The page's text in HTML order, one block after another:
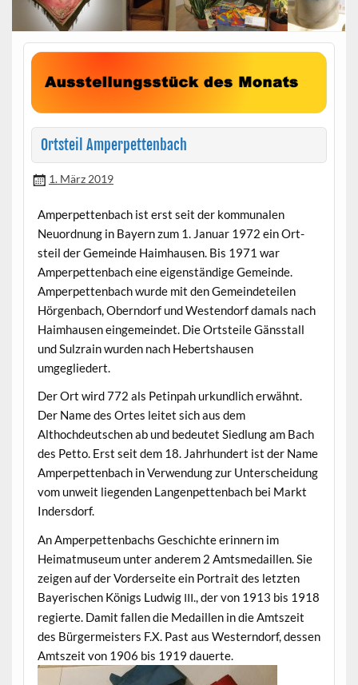
Ortsteil Amperpettenbach
1. März 2019
Amper­pet­ten­bach ist erst seit der kom­mu­nalen
Neuord­nung in Bay­ern zum 1. Jan­u­ar 1972 ein Ort­
steil der Gemeinde Haimhausen. Bis 1971 war
Amper­pet­ten­bach eine eigen­ständi­ge Gemeinde.
Amper­pet­ten­bach wurde mit den Gemein­de­teilen
Hör­gen­bach, Obern­dorf und Wes­t­en­dorf damals nach
Haimhausen einge­mein­det. Die Ort­steile Gänsstall
und Sulzrain wur­den nach Hebertshausen
umgegliedert.
Der Ort wird 772 als Pet­inpah urkundlich erwäh­nt.
Der Name des Ortes leit­et sich aus dem
Althochdeutschen ab und bedeutet Sied­lung am Bach
des Pet­to. Erst seit dem 18. Jahrhun­dert ist der Name
Amper­pet­ten­bach in Ver­wen­dung zur Unter­schei­dung
vom unweit liegen­den Lan­gen­pet­ten­bach bei Markt
Indersdorf.
An Amper­pet­ten­bachs Geschichte erin­nern im
Heimat­mu­se­um unter anderem 2 Amtsmedaillen. Sie
zeigen auf der Vorder­seite ein Por­trait des let­zten
Bay­erischen Königs Lud­wig III ., der von 1913 bis 1918
regierte. Damit fall­en die Medaillen in die Amt­szeit
des Bürg­er­meis­ters F.X. Past aus West­ern­dorf, dessen
Amt­szeit von 1906 bis 1919 dauerte.